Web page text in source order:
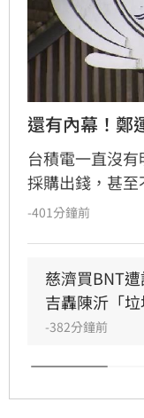
還有內幕！鄭
台積電一直沒
採購出錢，甚
出，慈濟和鴻
不過回頭驗證
有角色，但是
慈濟內部在
濟醫院並沒有
-401分鐘前
慈濟買BNT
吉轟陳沂「垃
-382分鐘前